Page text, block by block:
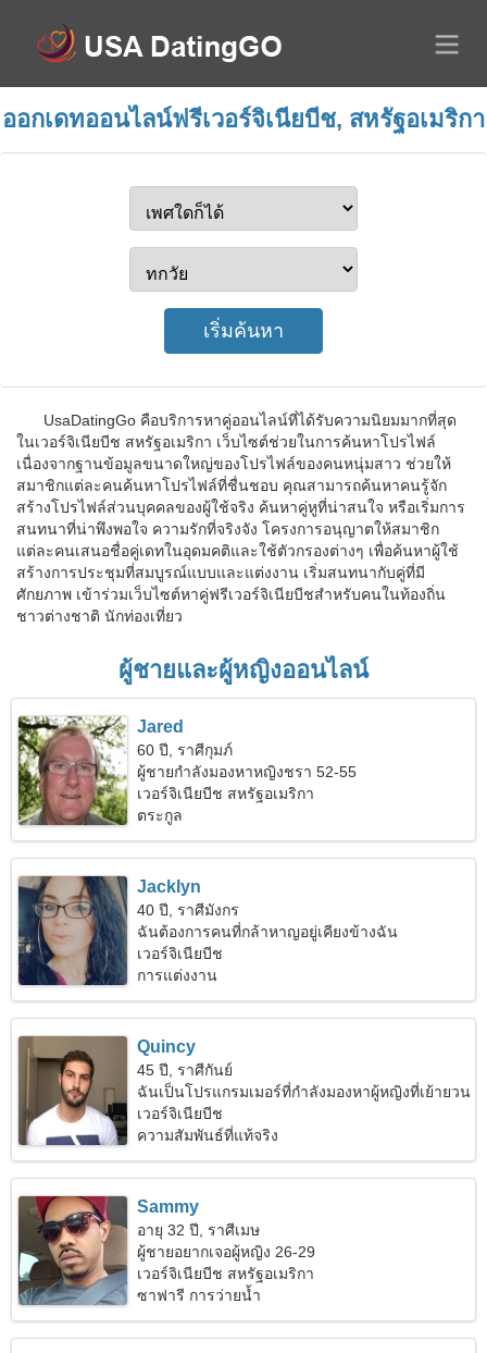
ออกเดทออนไลน์ฟรีเวอร์จิเนียบีช, สหรัฐอเมริกา
UsaDatingGo คือบริการหาคู่ออนไลน์ที่ได้รับความนิยมมากที่สุด
ในเวอร์จิเนียบีช สหรัฐอเมริกา เว็บไซต์ช่วยในการค้นหาโปรไฟล์
เนื่องจากฐานข้อมูลขนาดใหญ่ของโปรไฟล์ของคนหนุ่มสาว ช่วยให้
สมาชิกแต่ละคนค้นหาโปรไฟล์ที่ชื่นชอบ คุณสามารถค้นหาคนรู้จัก
สร้างโปรไฟล์ส่วนบุคคลของผู้ใช้จริง ค้นหาคู่หูที่น่าสนใจ หรือเริ่มการ
สนทนาที่น่าพึงพอใจ ความรักที่จริงจัง โครงการอนุญาตให้สมาชิก
แต่ละคนเสนอชื่อคู่เดทในอุดมคติและใช้ตัวกรองต่างๆ เพื่อค้นหาผู้ใช้
สร้างการประชุมที่สมบูรณ์แบบและแต่งงาน เริ่มสนทนากับคู่ที่มี
ศักยภาพ เข้าร่วมเว็บไซต์หาคู่ฟรีเวอร์จิเนียบีชสำหรับคนในท้องถิ่น
ชาวต่างชาติ นักท่องเที่ยว
ผู้ชายและผู้หญิงออนไลน์
Jared
60 ปี, ราศีกุมภ์
ผู้ชายกำลังมองหาหญิงชรา 52-55
เวอร์จิเนียบีช สหรัฐอเมริกา
ตระกูล
Jacklyn
40 ปี, ราศีมังกร
ฉันต้องการคนที่กล้าหาญอยู่เคียงข้างฉัน
เวอร์จิเนียบีช
การแต่งงาน
Quincy
45 ปี, ราศีกันย์
ฉันเป็นโปรแกรมเมอร์ที่กำลังมองหาผู้หญิงที่เย้ายวน
เวอร์จิเนียบีช
ความสัมพันธ์ที่แท้จริง
Sammy
อายุ 32 ปี, ราศีเมษ
ผู้ชายอยากเจอผู้หญิง 26-29
เวอร์จิเนียบีช สหรัฐอเมริกา
ซาฟารี การว่ายน้ำ